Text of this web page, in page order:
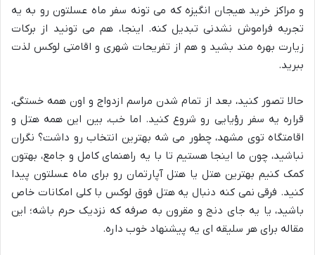
و مراکز خرید هیجان انگیزه که می تونه سفر ماه عسلتون رو به یه
تجربه فراموش نشدنی تبدیل کنه. اینجا، هم می تونید از برکات
زیارت بهره مند بشید و هم از تفریحات شهری و اقامتی لوکس لذت
ببرید.
حالا تصور کنید، بعد از تمام شدن مراسم ازدواج و اون همه خستگی،
قراره یه سفر رؤیایی رو شروع کنید. اما خب، بین این همه هتل و
اقامتگاه توی مشهد، چطور می شه بهترین انتخاب رو داشت؟ نگران
نباشید، چون ما اینجا هستیم تا با یه راهنمای کامل و جامع، بهتون
کمک کنیم بهترین هتل یا هتل آپارتمان رو برای ماه عسلتون پیدا
کنید. فرقی نمی کنه دنبال یه هتل فوق لوکس با کلی امکانات خاص
باشید، یا یه جای دنج و مقرون به صرفه که نزدیک حرم باشه؛ این
مقاله برای هر سلیقه ای یه پیشنهاد خوب داره.